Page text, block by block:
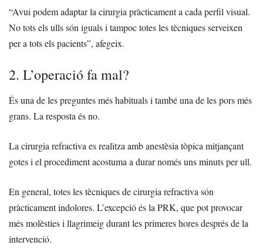
“Avui podem adaptar la cirurgia pràcticament a cada perfil visual.
No tots els ulls són iguals i tampoc totes les tècniques serveixen
per a tots els pacients”, afegeix.
2. L’operació fa mal?
És una de les preguntes més habituals i també una de les pors més
grans. La resposta és no.
La cirurgia refractiva es realitza amb anestèsia tòpica mitjançant
gotes i el procediment acostuma a durar només uns minuts per ull.
En general, totes les tècniques de cirurgia refractiva són
pràcticament indolores. L’excepció és la PRK, que pot provocar
més molèsties i llagrimeig durant les primeres hores després de la
intervenció.